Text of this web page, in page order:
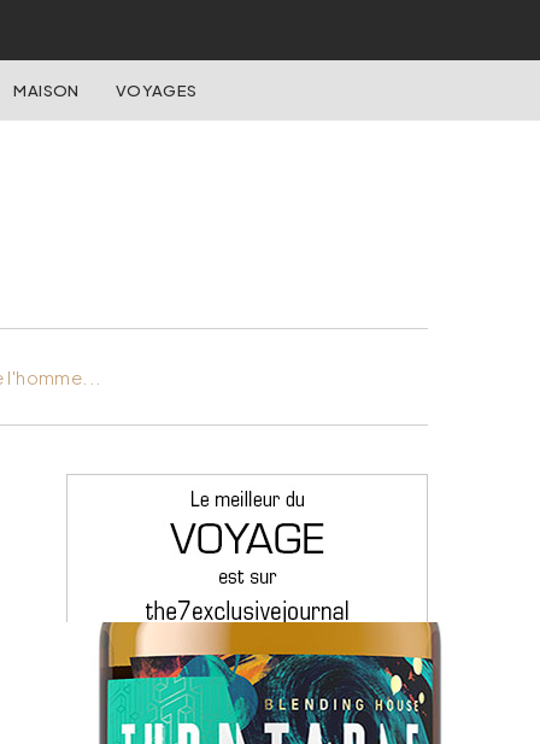
MAISON VOYAGES